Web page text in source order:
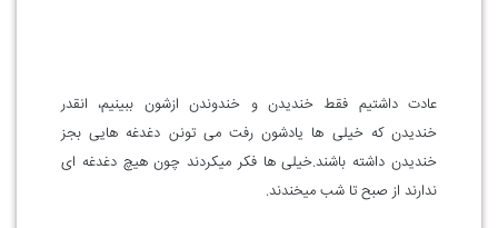
عادت داشتیم فقط خندیدن و خندوندن ازشون ببینیم، انقدر
خندیدن که خیلی ها یادشون رفت می تونن دغدغه هایی بجز
خندیدن داشته باشند.خیلی ها فکر میکردند چون هیچ دغدغه ای
ندارند از صبح تا شب میخندند.